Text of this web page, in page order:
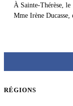
À Sainte-Thérèse, le
Mme Irène Ducasse,
RÉGIONS